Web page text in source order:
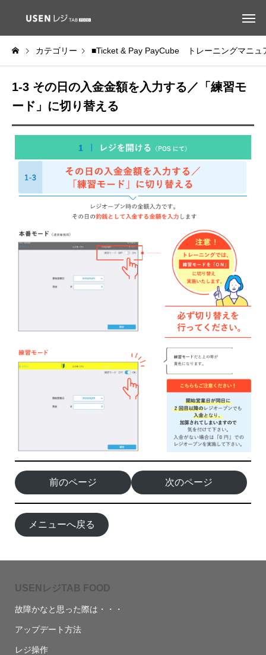
カテゴリー ■Ticket & Pay PayCube トレーニングマニュ
1-3 その日の入金金額を入力する／「練習モ
ード」に切り替える
前のページ 次のページ
メニューへ戻る
USENレジTAB FOOD
故障かなと思った際は・・・
アップデート方法
レジ操作